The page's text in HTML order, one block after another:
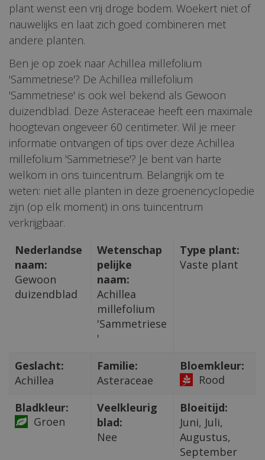
plant wenst een vrij droge bodem. Woekert niet of
nauwelijks en laat zich goed combineren met
andere planten.
Ben je op zoek naar Achillea millefolium
'Sammetriese'? De Achillea millefolium
'Sammetriese' is ook wel bekend als Gewoon
duizendblad. Deze Asteraceae heeft een maximale
hoogtevan ongeveer 60 centimeter. Wil je meer
informatie ontvangen of tips over deze Achillea
millefolium 'Sammetriese'? Je bent van harte
welkom in ons tuincentrum. Belangrijk om te
weten: niet alle planten in deze groenencyclopedie
zijn (op elk moment) in ons tuincentrum
verkrijgbaar.
Nederlandse
naam:
Gewoon
duizendblad
Wetenschap
pelijke
naam:
Achillea
millefolium
'Sammetriese
'
Type plant:
Vaste plant
Geslacht:
Achillea
Familie:
Asteraceae
Bloemkleur:
Rood
Bladkleur:
Groen
Veelkleurig
blad:
Nee
Bloeitijd:
Juni, Juli,
Augustus,
September